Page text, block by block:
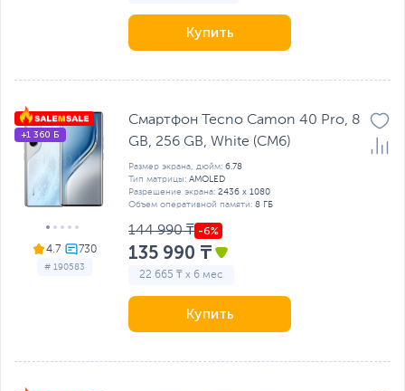
Купить
4.7
# 190583
+1 360 Б
Смартфон Tecno Camon 40 Pro, 8
GB, 256 GB, White (CM6)
Размер экрана, дюйм: 6.78
Тип матрицы: AMOLED
Разрешение экрана: 2436 x 1080
Объем оперативной памяти: 8 ГБ
144 990 ₸
135 990 ₸
22 665 ₸ x 6 мес
Купить